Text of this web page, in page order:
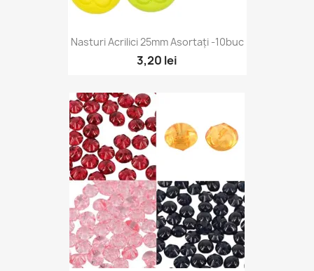
Nasturi Acrilici 25mm Asortați -10buc
3,20 lei